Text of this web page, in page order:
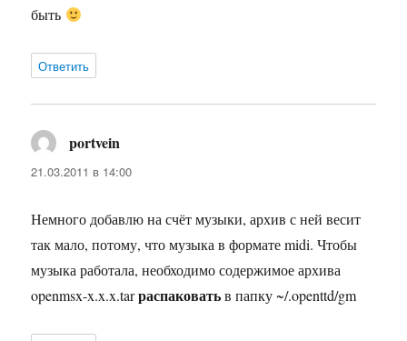
быть
Ответить
portvein
21.03.2011 в 14:00
Немного добавлю на счёт музыки, архив с ней весит
так мало, потому, что музыка в формате midi. Чтобы
музыка работала, необходимо содержимое архива
openmsx-x.x.x.tarраспаковатьв папку ~/.openttd/gm